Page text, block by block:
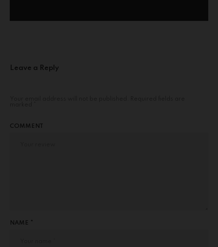
Leave a Reply
COMMENT
NAME *